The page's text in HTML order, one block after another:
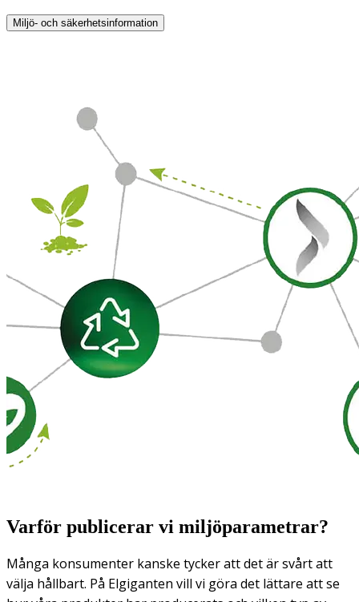
Miljö- och säkerhetsinformation
Varför publicerar vi miljöparametrar?
Många konsumenter kanske tycker att det är svårt att
välja hållbart. På Elgiganten vill vi göra det lättare att se